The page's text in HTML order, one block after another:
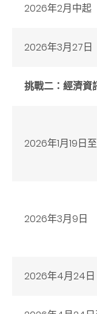
2026年2月中起
2026年3月27日
挑戰二：經濟
2026年1月19日
2026年3月9日
2026年4月24日